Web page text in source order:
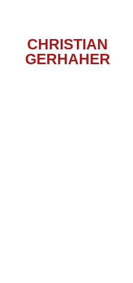
CHRISTIAN
GERHAHER